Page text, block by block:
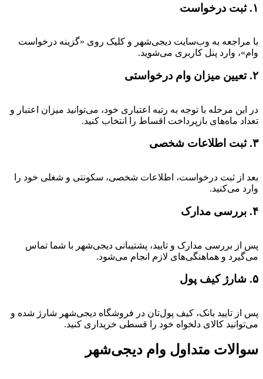
۱. ثبت درخواست
با مراجعه به وب‌سایت دیجی‌شهر و کلیک روی «گزینه درخواست
وام»، وارد پنل کاربری می‌شوید.
۲. تعیین میزان وام درخواستی
در این مرحله با توجه به رتبه اعتباری خود، می‌توانید میزان اعتبار و
تعداد ماه‌های بازپرداخت اقساط را انتخاب کنید.
۳. ثبت اطلاعات شخصی
بعد از ثبت درخواست، اطلاعات شخصی، سکونتی و شغلی خود را
وارد می‌کنید.
۴. بررسی مدارک
پس از بررسی مدارک و تایید، پشتیبانی دیجی‌شهر با شما تماس
می‌گیرد و هماهنگی‌های لازم انجام می‌شود.
۵. شارژ کیف پول
پس از تایید بانک، کیف پول‌تان در فروشگاه دیجی‌شهر شارژ شده و
می‌توانید کالای دلخواه خود را قسطی خریداری کنید.
سوالات متداول وام دیجی‌شهر